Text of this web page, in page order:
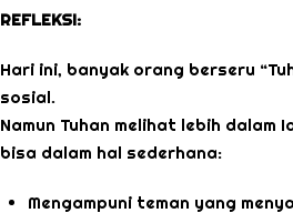
REFLEKSI:
Hari ini, banyak orang berseru
sosial.
Namun Tuhan melihat lebih
bisa dalam hal sederhana:
Mengampuni teman yang